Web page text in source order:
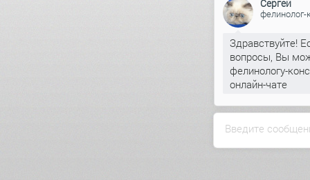
Введите
Сергей
фелинолог-
Здравствуйте!
вопросы, Вы
фелинологу-
онлайн-чате